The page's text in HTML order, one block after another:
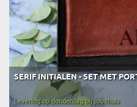
SERIF INITIALEN - SET MET
Levering op donderdag bij jou thuis